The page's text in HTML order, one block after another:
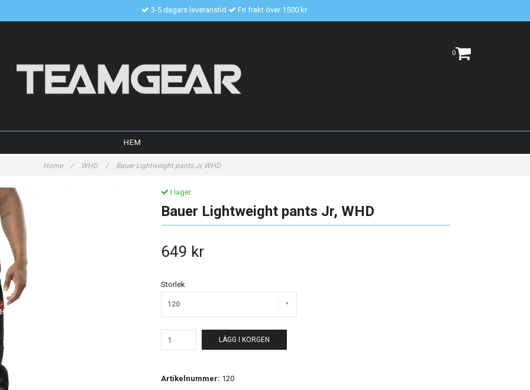
3-5 dagars leveranstid Fri frakt över 1500 kr
0
HEM
Home / WHD / Bauer Lightweight pants Jr, WHD
I lager.
Bauer Lightweight pants Jr, WHD
649 kr
Storlek
120
LÄGG I KORGEN
Artikelnummer: 120